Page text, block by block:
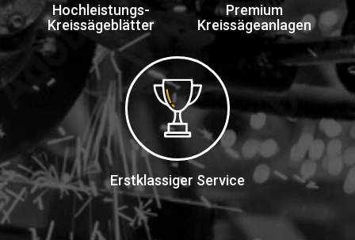
Hochleistungs-
Kreissägeblätter
Premium
Kreissägeanlagen
Erstklassiger Service